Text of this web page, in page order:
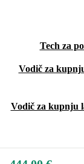
Tech za
Vodič za
Vodič za kupnju